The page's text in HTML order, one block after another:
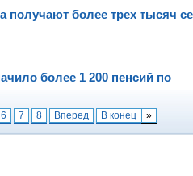
получают более трех тысяч
более 1 200 пенсий по
6 7 8 Вперед В конец »